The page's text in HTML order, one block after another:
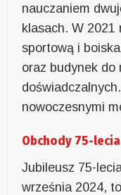
nauczaniem
klasach. W 2021
sportową i
oraz budynek do
nowoczesnymi
Obchody 75-lecia
Jubileusz 75-
września 2024,